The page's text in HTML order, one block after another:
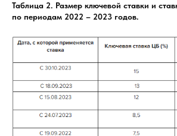
Таблица 2. Размер ключевой ставки и
по периодам 2022 – 2023 годов.